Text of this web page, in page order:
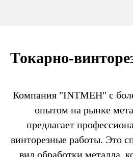
Токарно-
Компания "INTMEH" с
опытом на рынке
предлагает
винторезные работы. Это
вид обработки металла,